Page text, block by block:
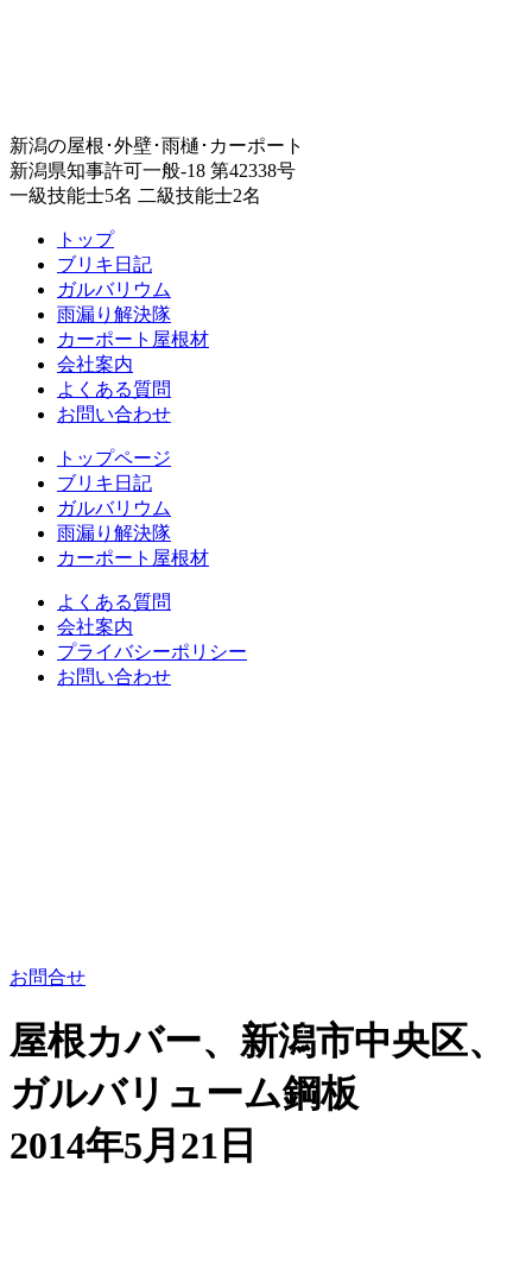
新潟の屋根･外壁･雨樋･カーポート
新潟県知事許可一般-18 第42338号
一級技能士5名 二級技能士2名
トップ
ブリキ日記
ガルバリウム
雨漏り解決隊
カーポート屋根材
会社案内
よくある質問
お問い合わせ
トップページ
ブリキ日記
ガルバリウム
雨漏り解決隊
カーポート屋根材
よくある質問
会社案内
プライバシーポリシー
お問い合わせ
お問合せ
屋根カバー、新潟市中央区、
ガルバリューム鋼板
2014年5月21日